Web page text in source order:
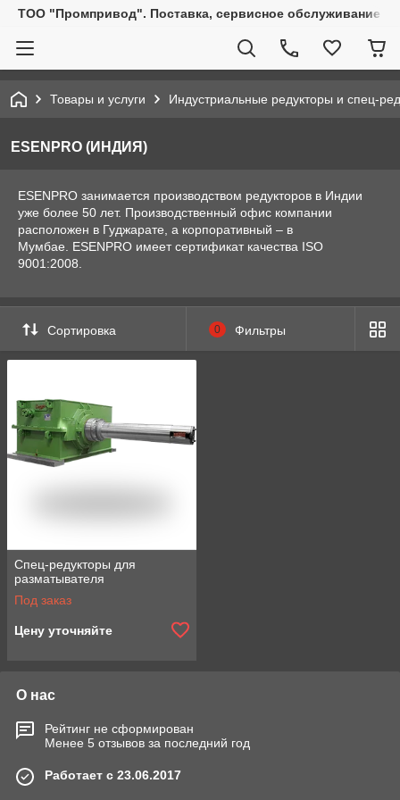
ТОО "Промпривод". Поставка, сервисное обслуживание
Товары и услуги Индустриальные редукторы и спец-
ESENPRO (ИНДИЯ)
ESENPRO занимается производством редукторов в Индии
уже более 50 лет. Производственный офис компании
расположен в Гуджарате, а корпоративный – в
Мумбае. ESENPRO имеет сертификат качества ISO
9001:2008.
Сортировка 0 Фильтры
Спец-редукторы для
разматывателя
Под заказ
Цену уточняйте
О нас
Рейтинг не сформирован
Менее 5 отзывов за последний год
Работает с 23.06.2017